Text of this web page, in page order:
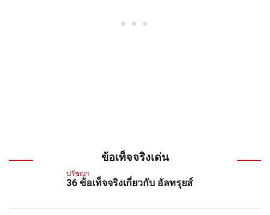
ข้อเท็จจริงเด่น
ปรัชญา
36 ข้อเท็จจริงเกี่ยวกับ อัลทรุยส์